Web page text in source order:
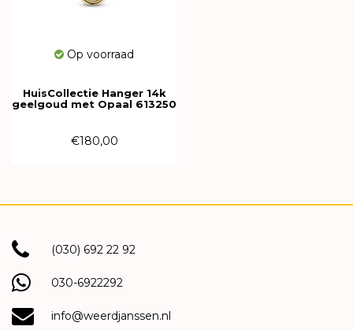
Op voorraad
HuisCollectie Hanger 14k
geelgoud met Opaal 613250
€180,00
(030) 692 22 92
030-6922292
info@weerdjanssen.nl